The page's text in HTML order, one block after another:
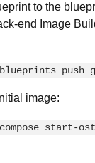
to the
end Image
push
image:
start-